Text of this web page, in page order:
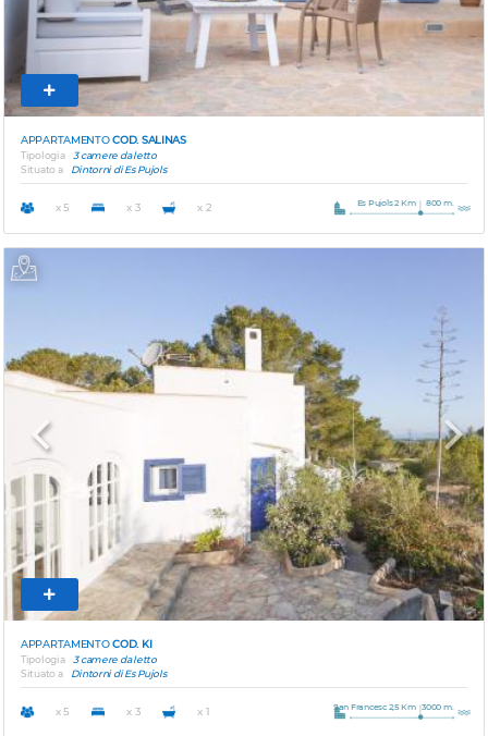
APPARTAMENTOCOD. SALINAS
Tipologia
3 camere da letto
Situato a
Dintorni di Es Pujols
x 5 x 3 x 2 Es Pujols 2 Km 800 m.
Previous Next
APPARTAMENTOCOD. KI
Tipologia
3 camere da letto
Situato a
Dintorni di Es Pujols
x 5 x 3 x 1 San Francesc 2,5 Km 3000 m.